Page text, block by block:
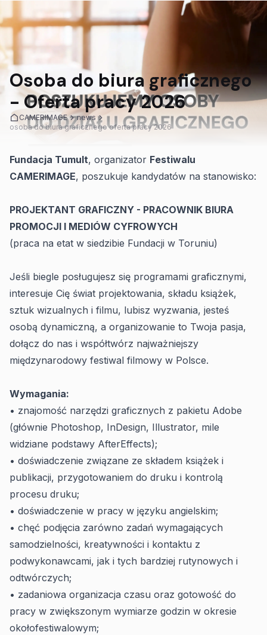
Osoba do biura graficznego
- Oferta pracy 2026
CAMERIMAGE
news
osoba do biura graficznego oferta pracy 2026
Fundacja Tumult, organizator Festiwalu
CAMERIMAGE, poszukuje kandydatów na stanowisko:
PROJEKTANT GRAFICZNY - PRACOWNIK BIURA
PROMOCJI I MEDIÓW CYFROWYCH
(praca na etat w siedzibie Fundacji w Toruniu)
Jeśli biegle posługujesz się programami graficznymi,
interesuje Cię świat projektowania, składu książek,
sztuk wizualnych i filmu, lubisz wyzwania, jesteś
osobą dynamiczną, a organizowanie to Twoja pasja,
dołącz do nas i współtwórz najważniejszy
międzynarodowy festiwal filmowy w Polsce.
Wymagania:
• znajomość narzędzi graficznych z pakietu Adobe
(głównie Photoshop, InDesign, Illustrator, mile
widziane podstawy AfterEffects);
• doświadczenie związane ze składem książek i
publikacji, przygotowaniem do druku i kontrolą
procesu druku;
• doświadczenie w pracy w języku angielskim;
• chęć podjęcia zarówno zadań wymagających
samodzielności, kreatywności i kontaktu z
podwykonawcami, jak i tych bardziej rutynowych i
odtwórczych;
• zadaniowa organizacja czasu oraz gotowość do
pracy w zwiększonym wymiarze godzin w okresie
okołofestiwalowym;